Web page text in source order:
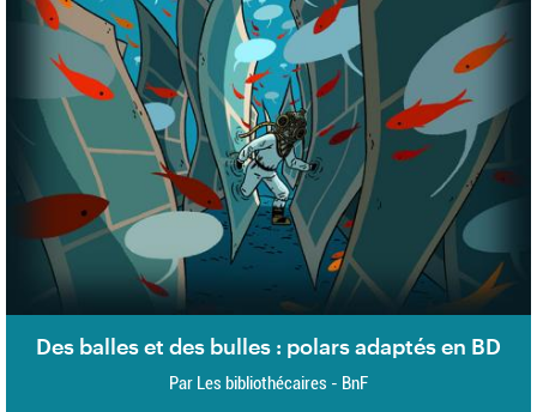
Des balles et des bulles : polars adaptés en BD
Par Les bibliothécaires - BnF